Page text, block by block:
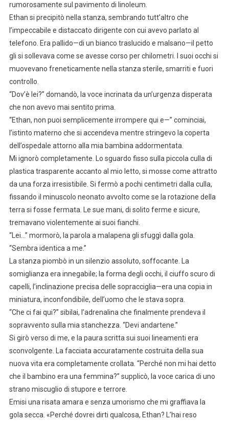
rumorosamente sul pavimento di linoleum.
Ethan si precipitò nella stanza, sembrando tutt’altro che
l’impeccabile e distaccato dirigente con cui avevo parlato al
telefono. Era pallido—di un bianco traslucido e malsano—il petto
gli si sollevava come se avesse corso per chilometri. I suoi occhi si
muovevano freneticamente nella stanza sterile, smarriti e fuori
controllo.
“Dov’è lei?” domandò, la voce incrinata da un’urgenza disperata
che non avevo mai sentito prima.
“Ethan, non puoi semplicemente irrompere qui e—” cominciai,
l’istinto materno che si accendeva mentre stringevo la coperta
dell’ospedale attorno alla mia bambina addormentata.
Mi ignorò completamente. Lo sguardo fisso sulla piccola culla di
plastica trasparente accanto al mio letto, si mosse come attratto
da una forza irresistibile. Si fermò a pochi centimetri dalla culla,
fissando il minuscolo neonato avvolto come se la rotazione della
terra si fosse fermata. Le sue mani, di solito ferme e sicure,
tremavano violentemente ai suoi fianchi.
“Lei…” mormorò, la parola a malapena gli sfuggì dalla gola.
“Sembra identica a me.”
La stanza piombò in un silenzio assoluto, soffocante. La
somiglianza era innegabile; la forma degli occhi, il ciuffo scuro di
capelli, l’inclinazione precisa delle sopracciglia—era una copia in
miniatura, inconfondibile, dell’uomo che le stava sopra.
“Che ci fai qui?” sibilai, l’adrenalina che finalmente prendeva il
sopravvento sulla mia stanchezza. “Devi andartene.”
Si girò verso di me, e la paura scritta sui suoi lineamenti era
sconvolgente. La facciata accuratamente costruita della sua
nuova vita era completamente crollata. “Perché non mi hai detto
che il bambino era una femmina?” supplicò, la voce carica di uno
strano miscuglio di stupore e terrore.
Emisi una risata amara e senza umorismo che mi graffiava la
gola secca. «Perché dovrei dirti qualcosa, Ethan? L’hai reso